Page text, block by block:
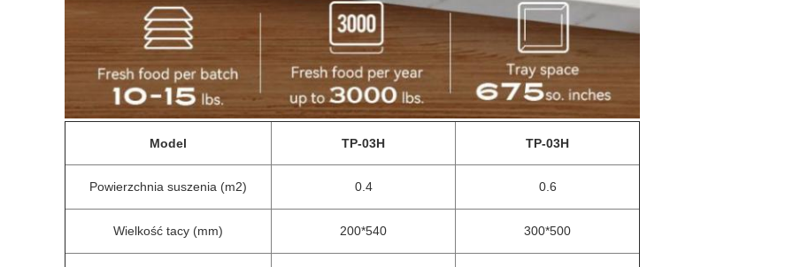
Model TP-03H TP-03H
Powierzchnia suszenia (m2) 0.4 0.6
Wielkość tacy (mm) 200*540 300*500